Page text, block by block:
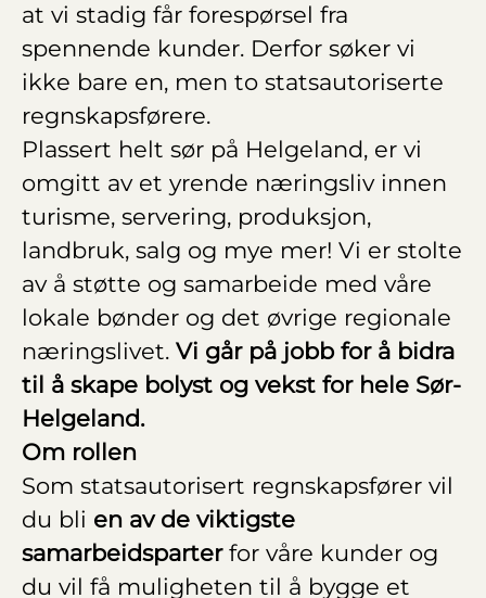
at vi stadig får forespørsel fra
spennende kunder. Derfor søker vi
ikke bare en, men to statsautoriserte
regnskapsførere.
Plassert helt sør på Helgeland, er vi
omgitt av et yrende næringsliv innen
turisme, servering, produksjon,
landbruk, salg og mye mer! Vi er stolte
av å støtte og samarbeide med våre
lokale bønder og det øvrige regionale
næringslivet. Vi går på jobb for å bidra
til å skape bolyst og vekst for hele Sør-
Helgeland.
Om rollen
Som statsautorisert regnskapsfører vil
du bli en av de viktigste
samarbeidsparter for våre kunder og
du vil få muligheten til å bygge et